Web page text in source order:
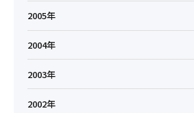
2005年
2004年
2003年
2002年